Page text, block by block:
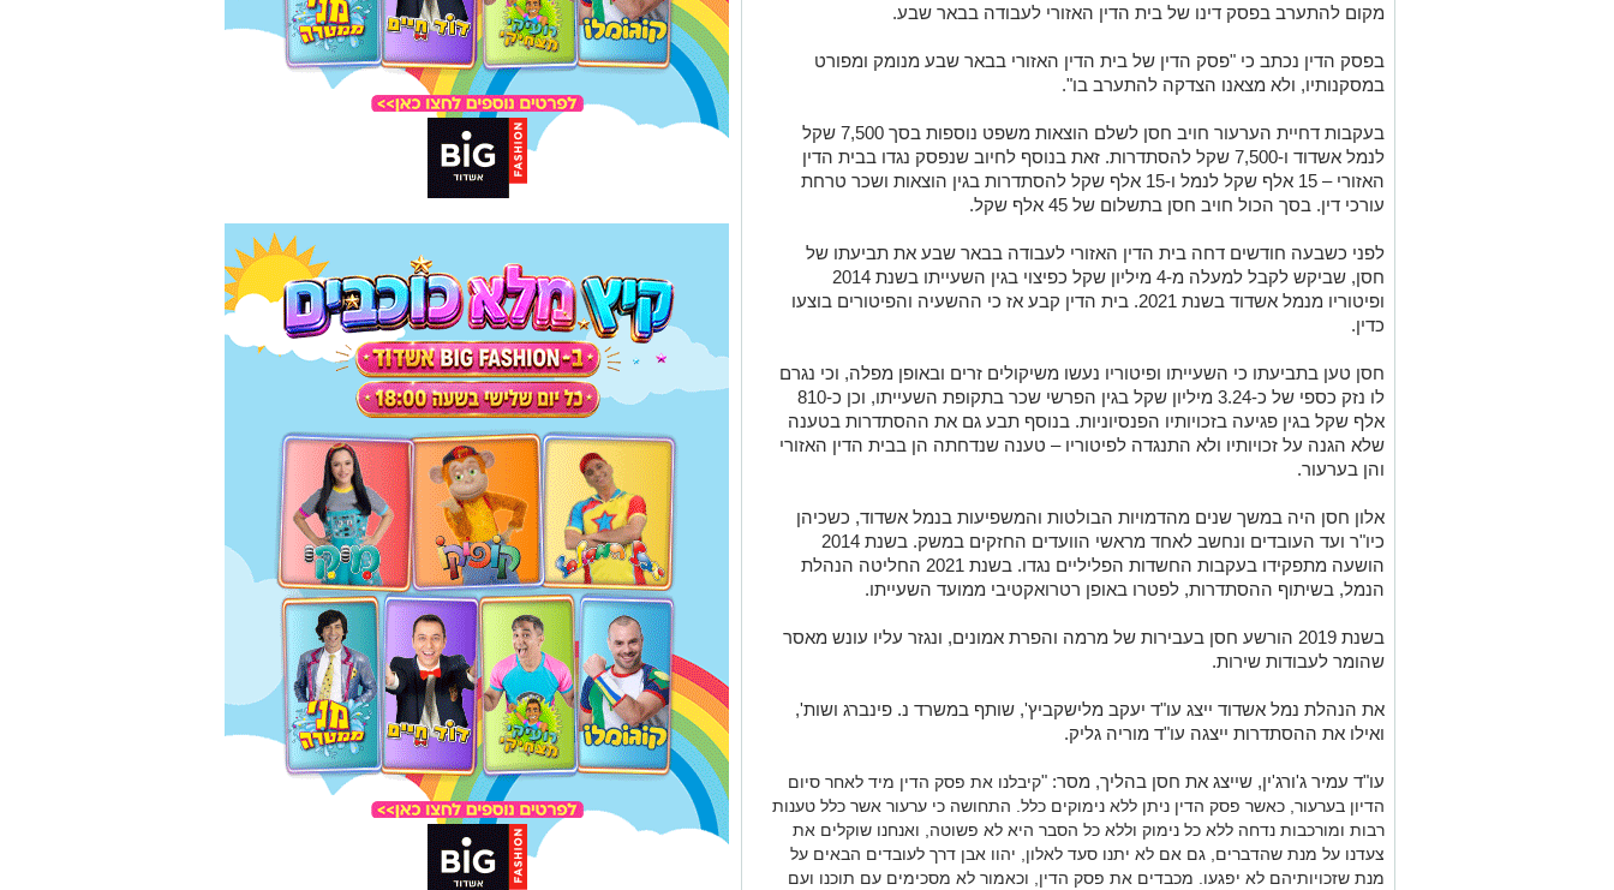
מקום להתערב בפסק דינו של בית הדין האזורי לעבודה בבאר שבע.
בפסק הדין נכתב כי "פסק הדין של בית הדין האזורי בבאר שבע מנומק ומפורט
במסקנותיו, ולא מצאנו הצדקה להתערב בו".
בעקבות דחיית הערעור חויב חסן לשלם הוצאות משפט נוספות בסך 7,500 שקל
לנמל אשדוד ו-7,500 שקל להסתדרות. זאת בנוסף לחיוב שנפסק נגדו בבית הדין
האזורי – 15 אלף שקל לנמל ו-15 אלף שקל להסתדרות בגין הוצאות ושכר טרחת
עורכי דין. בסך הכול חויב חסן בתשלום של 45 אלף שקל.
לפני כשבעה חודשים דחה בית הדין האזורי לעבודה בבאר שבע את תביעתו של
חסן, שביקש לקבל למעלה מ-4 מיליון שקל כפיצוי בגין השעייתו בשנת 2014
ופיטוריו מנמל אשדוד בשנת 2021. בית הדין קבע אז כי ההשעיה והפיטורים בוצעו
כדין.
חסן טען בתביעתו כי השעייתו ופיטוריו נעשו משיקולים זרים ובאופן מפלה, וכי נגרם
לו נזק כספי של כ-3.24 מיליון שקל בגין הפרשי שכר בתקופת השעייתו, וכן כ-810
אלף שקל בגין פגיעה בזכויותיו הפנסיוניות. בנוסף תבע גם את ההסתדרות בטענה
שלא הגנה על זכויותיו ולא התנגדה לפיטוריו – טענה שנדחתה הן בבית הדין האזורי
והן בערעור.
אלון חסן היה במשך שנים מהדמויות הבולטות והמשפיעות בנמל אשדוד, כשכיהן
כיו"ר ועד העובדים ונחשב לאחד מראשי הוועדים החזקים במשק. בשנת 2014
הושעה מתפקידו בעקבות החשדות הפליליים נגדו. בשנת 2021 החליטה הנהלת
הנמל, בשיתוף ההסתדרות, לפטרו באופן רטרואקטיבי ממועד השעייתו.
בשנת 2019 הורשע חסן בעבירות של מרמה והפרת אמונים, ונגזר עליו עונש מאסר
שהומר לעבודות שירות.
את הנהלת נמל אשדוד ייצג עו"ד יעקב מלישקביץ', שותף במשרד נ. פינברג ושות',
ואילו את ההסתדרות ייצגה עו"ד מוריה גליק.
עו"ד עמיר ג'ורג'ין, שייצג את חסן בהליך, מסר: "קיבלנו את פסק הדין מיד לאחר סיום
הדיון בערעור, כאשר פסק הדין ניתן ללא נימוקים כלל. התחושה כי ערעור אשר כלל טענות
רבות ומורכבות נדחה ללא כל נימוק וללא כל הסבר היא לא פשוטה, ואנחנו שוקלים את
צעדנו על מנת שהדברים, גם אם לא יתנו סעד לאלון, יהוו אבן דרך לעובדים הבאים על
מנת שזכויותיהם לא יפגעו. מכבדים את פסק הדין, וכאמור לא מסכימים עם תוכנו ועם